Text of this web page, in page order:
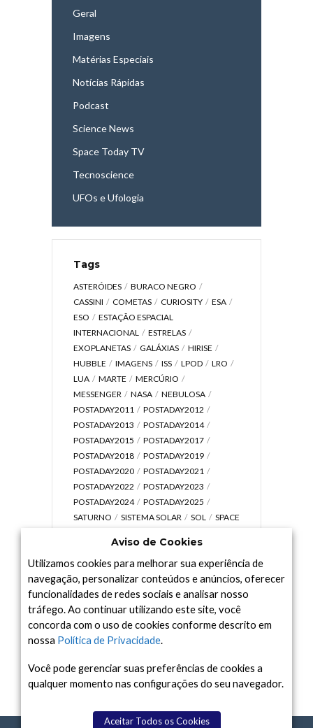
Geral
Imagens
Matérias Especiais
Notícias Rápidas
Podcast
Science News
Space Today TV
Tecnoscience
UFOs e Ufologia
Tags
ASTERÓIDES
BURACO NEGRO
CASSINI
COMETAS CURIOSITY
ESA
ESO
ESTAÇÃO ESPACIAL
INTERNACIONAL
ESTRELAS
EXOPLANETAS
GALÁXIAS
HIRISE
HUBBLE
IMAGENS ISS LPOD
LRO
LUA
MARTE
MERCÚRIO
MESSENGER
NASA
NEBULOSA
POSTADAY2011
POSTADAY2012
POSTADAY2013
POSTADAY2014
POSTADAY2015
POSTADAY2017
POSTADAY2018
POSTADAY2019
POSTADAY2020
POSTADAY2021
POSTADAY2022
POSTADAY2023
POSTADAY2024
POSTADAY2025
SATURNO
SISTEMA SOLAR SOL
SPACE
UNIVERSO
VÍDEO
Arquivo
Arquivo
Aviso de Cookies
Utilizamos cookies para melhorar sua experiência de
navegação, personalizar conteúdos e anúncios, oferecer
funcionalidades de redes sociais e analisar nosso
tráfego. Ao continuar utilizando este site, você
concorda com o uso de cookies conforme descrito em
nossa Política de Privacidade.
Você pode gerenciar suas preferências de cookies a
qualquer momento nas configurações do seu navegador.
Aceitar Todos os Cookies